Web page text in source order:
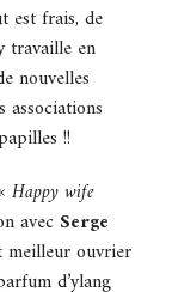
est frais, de
travaille en
nouvelles
associations
!!
Happy wife
avec Serge
meilleur ouvrier
d’ylang